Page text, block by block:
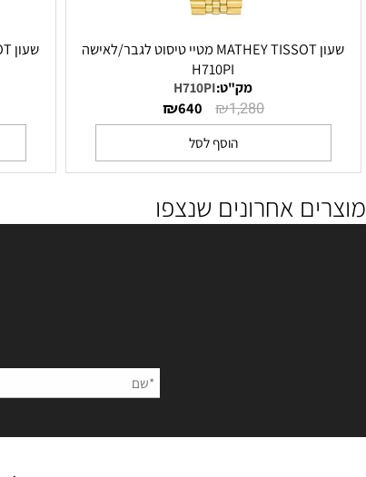
שעון MATHEY TISSOT מטיי טיסוט לגבר/לאישה
H710PI
H710PI
₪1,280
₪640
הוסף לסל